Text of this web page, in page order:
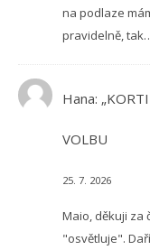
na podlaze
pravidelně,
Hana:
VOLBU
25. 7. 2026
Maio, děkuji za
"osvětluje".